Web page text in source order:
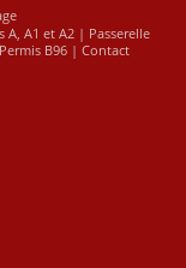
A, A1 et A2 | Passerelle
Permis B96| Contact